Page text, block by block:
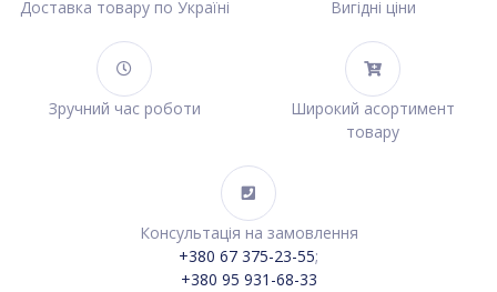
Доставка товару по Україні Вигідні ціни
Зручний час роботи
Широкий асортимент
товару
Консультація на замовлення
+380 67 375-23-55;
+380 95 931-68-33